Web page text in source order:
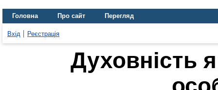
Головна Про сайт Перегляд
Вхід Реєстрація
Духовність